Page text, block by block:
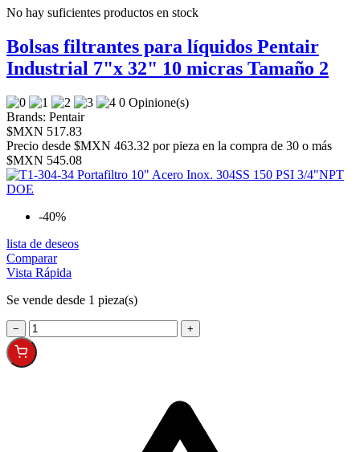
No hay suficientes productos en stock
Bolsas filtrantes para líquidos Pentair
Industrial 7"x 32" 10 micras Tamaño 2
0 Opinione(s)
Brands: Pentair
$MXN 517.83
Precio desde $MXN 463.32 por pieza en la compra de 30 o más
$MXN 545.08
-40%
lista de deseos
Comparar
Vista Rápida
Se vende desde 1 pieza(s)
− +